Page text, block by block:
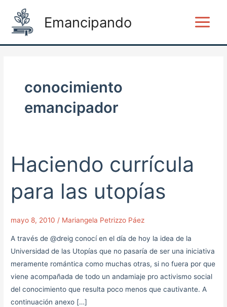
contenido
Emancipando
Menu
conocimiento
emancipador
Haciendo currícula
para las utopías
mayo 8, 2010 / Mariangela Petrizzo Páez
A través de @dreig conocí en el día de hoy la idea de la
Universidad de las Utopías que no pasaría de ser una iniciativa
meramente romántica como muchas otras, si no fuera por que
viene acompañada de todo un andamiaje pro activismo social
del conocimiento que resulta poco menos que cautivante. A
continuación anexo […]
Haciendo
currícula
las